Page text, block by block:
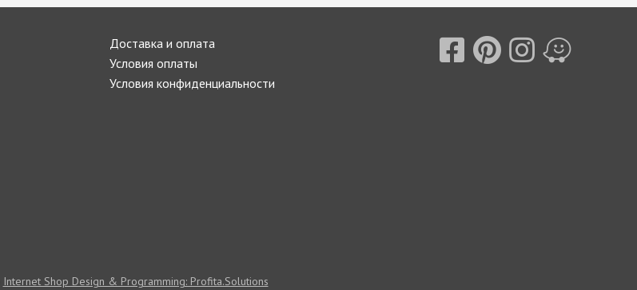
Доставка и оплата
Условия оплаты
Условия конфиденциальности
Internet Shop Design & Programming: Profita.Solutions